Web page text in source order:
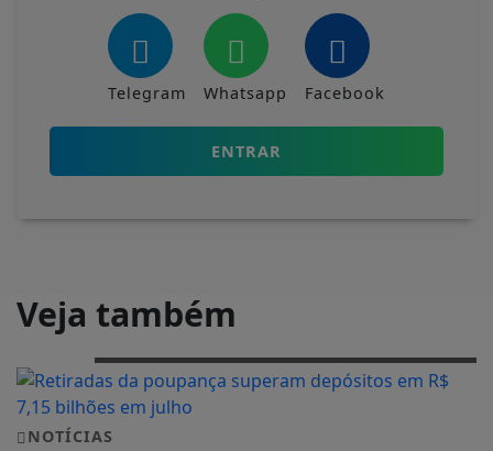
Telegram Whatsapp Facebook
ENTRAR
Veja também
NOTÍCIAS